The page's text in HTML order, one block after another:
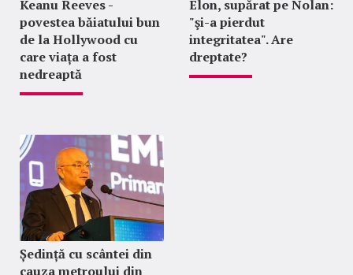
Keanu Reeves -
povestea băiatului bun
de la Hollywood cu
care viața a fost
nedreaptă
Elon, supărat pe Nolan:
"şi-a pierdut
integritatea". Are
dreptate?
Ședință cu scântei din
cauza metroului din